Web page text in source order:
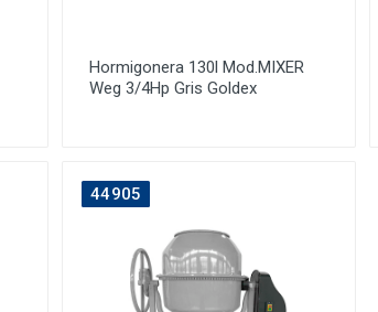
Hormigonera 130l Mod.MIXER
Weg 3/4Hp Gris Goldex
44905